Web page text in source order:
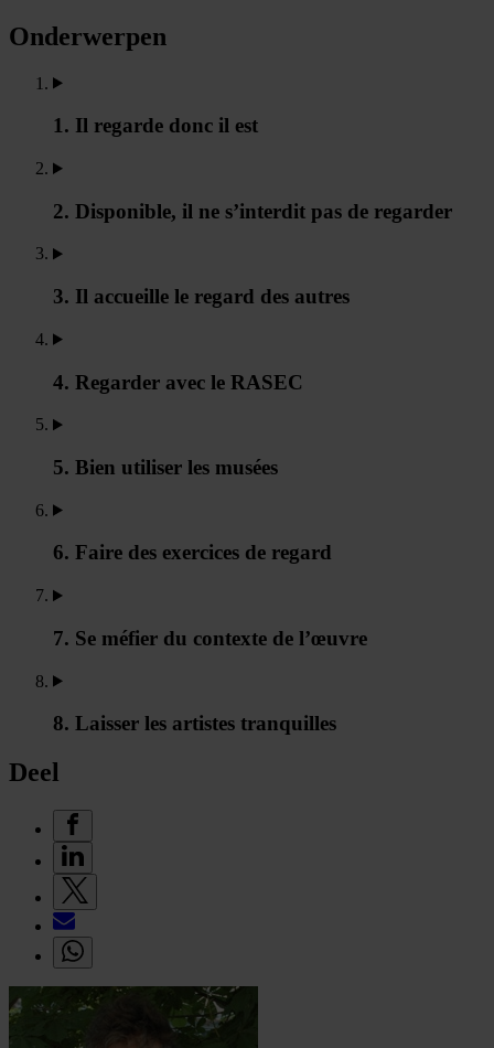
Onderwerpen
1. Il regarde donc il est
2. Disponible, il ne s’interdit pas de regarder
3. Il accueille le regard des autres
4. Regarder avec le RASEC
5. Bien utiliser les musées
6. Faire des exercices de regard
7. Se méfier du contexte de l’œuvre
8. Laisser les artistes tranquilles
Deel